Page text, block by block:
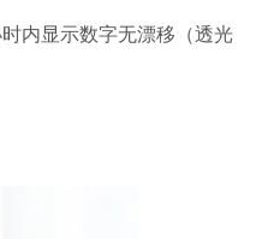
内显示数字无漂移（透光